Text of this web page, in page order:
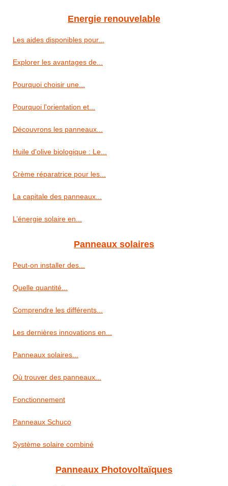
Energie renouvelable
Les aides disponibles pour...
Explorer les avantages de...
Pourquoi choisir une...
Pourquoi l'orientation et...
Découvrons les panneaux...
Huile d'olive biologique : Le...
Crème réparatrice pour les...
La capitale des panneaux...
L’énergie solaire en...
Panneaux solaires
Peut-on installer des...
Quelle quantité...
Comprendre les différents...
Les dernières innovations en...
Panneaux solaires...
Où trouver des panneaux...
Fonctionnement
Panneaux Schuco
Système solaire combiné
Panneaux Photovoltaïques